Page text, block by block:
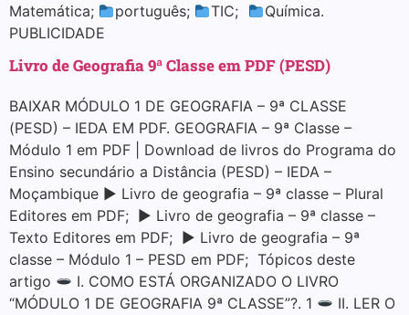
Matemática;
português; TIC;
Química.
PUBLICIDADE
Livro de Geografia 9ª Classe em PDF (PESD)
BAIXAR MÓDULO 1 DE GEOGRAFIA – 9ª CLASSE
(PESD) – IEDA EM PDF. GEOGRAFIA – 9ª Classe –
Módulo 1 em PDF | Download de livros do Programa do
Ensino secundário a Distância (PESD) – IEDA –
Moçambique ▶ Livro de geografia – 9ª classe – Plural
Editores em PDF; ▶ Livro de geografia – 9ª classe –
Texto Editores em PDF; ▶ Livro de geografia – 9ª
classe – Módulo 1 – PESD em PDF; Tópicos deste
artigo
I. COMO ESTÁ ORGANIZADO O LIVRO
“MÓDULO 1 DE GEOGRAFIA 9ª CLASSE”?. 1
II. LER O